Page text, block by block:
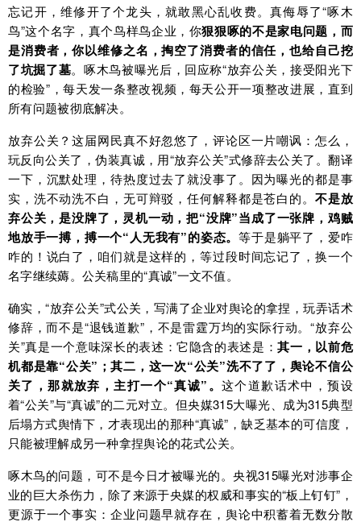
忘记开，维修开了个龙头，就敢黑心乱收费。真侮辱了“啄木
鸟”这个名字，真个鸟样鸟企业，你狠狠啄的不是家电问题，而
是消费者，你以维修之名，掏空了消费者的信任，也给自己挖
了坑掘了墓。啄木鸟被曝光后，回应称“放弃公关，接受阳光下
的检验”，每天发一条整改视频，每天公开一项整改进展，直到
所有问题被彻底解决。
放弃公关？这届网民真不好忽悠了，评论区一片嘲讽：怎么，
玩反向公关了，伪装真诚，用“放弃公关”式修辞去公关了。翻译
一下，沉默处理，待热度过去了就没事了。因为曝光的都是事
实，洗不动洗不白，无可辩驳，任何解释都是苍白的。 不是放
弃公关，是没牌了，灵机一动，把“没牌”当成了一张牌，鸡贼
地放手一搏，搏一个“人无我有”的姿态。等于是躺平了，爱咋
咋的！说白了，咱们就是这样的，等过段时间忘记了，换一个
名字继续薅。公关稿里的“真诚”一文不值。
确实，“放弃公关”式公关，写满了企业对舆论的拿捏，玩弄话术
修辞，而不是“退钱道歉”，不是雷霆万均的实际行动。“放弃公
关”真是一个意味深长的表述：它隐含的表述是：其一，以前危
机都是靠“公关”；其二，这一次“公关”洗不了了，舆论不信公
关了，那就放弃，主打一个“真诚”。 这个道歉话术中，预设
着“公关”与“真诚”的二元对立。但央媒315大曝光、成为315典型
后塌方式舆情下，才表现出的那种“真诚”，缺乏基本的可信度，
只能被理解成另一种拿捏舆论的花式公关。
啄木鸟的问题，可不是今日才被曝光的。央视315曝光对涉事企
业的巨大杀伤力，除了来源于央媒的权威和事实的“板上钉钉”，
更源于一个事实：企业问题早就存在，舆论中积蓄着无数分散